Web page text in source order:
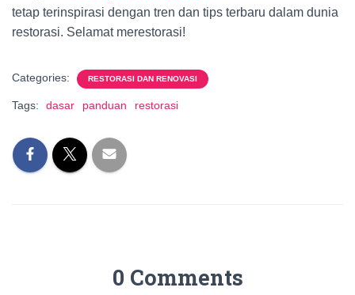
tetap terinspirasi dengan tren dan tips terbaru dalam dunia
restorasi. Selamat merestorasi!
Categories: RESTORASI DAN RENOVASI
Tags: dasar panduan restorasi
0 Comments